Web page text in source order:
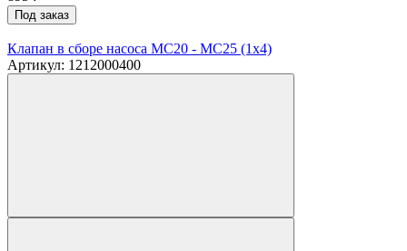
Под заказ
Клапан в сборе насоса MC20 - MC25 (1х4)
Артикул: 1212000400